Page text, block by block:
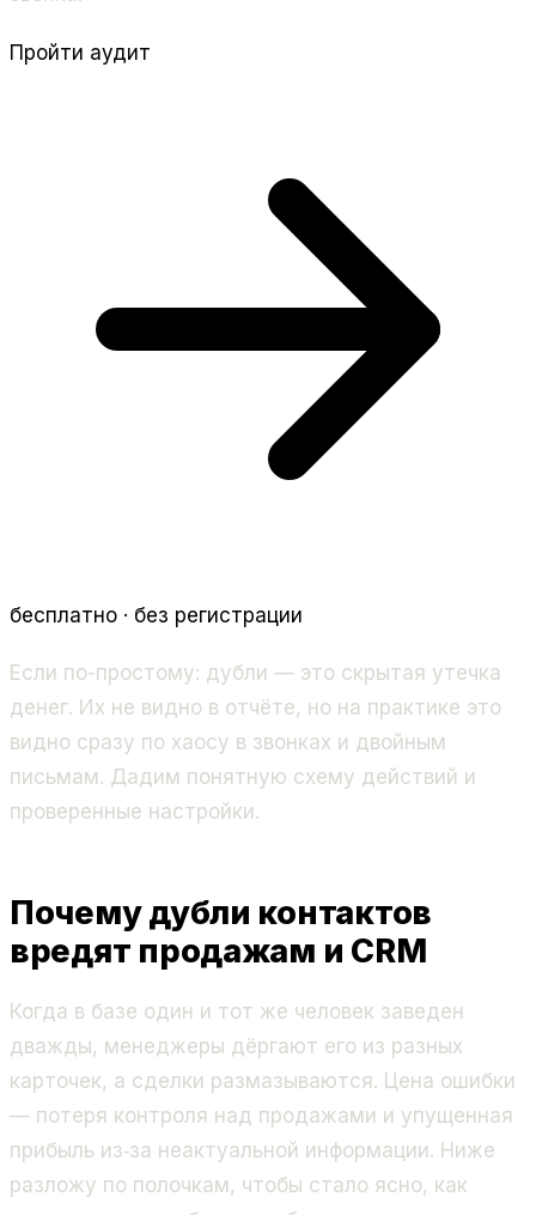
Пройти аудит
бесплатно · без регистрации
Если по-простому: дубли — это скрытая утечка
денег. Их не видно в отчёте, но на практике это
видно сразу по хаосу в звонках и двойным
письмам. Дадим понятную схему действий и
проверенные настройки.
Почему дубли контактов
вредят продажам и CRM
Когда в базе один и тот же человек заведен
дважды, менеджеры дёргают его из разных
карточек, а сделки размазываются. Цена ошибки
— потеря контроля над продажами и упущенная
прибыль из‑за неактуальной информации. Ниже
разложу по полочкам, чтобы стало ясно, как